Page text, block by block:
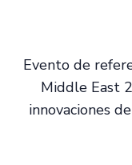
Evento de
Middle East
innovaciones